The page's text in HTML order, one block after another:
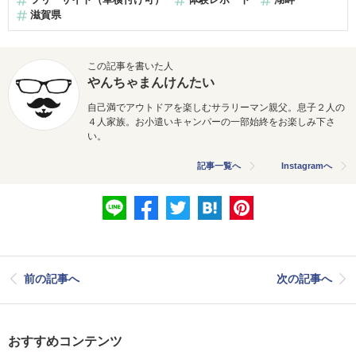
滋賀県
この記事を書いた人
やんちゃまんけんたい
自己満でアウトドアを楽しむサラリーマン親父。息子２人の
４人家族。お小遣いキャンパーの一部始終をお楽しみ下さ
い。
記事一覧へ Instagramへ
前の記事へ 次の記事へ
おすすめコンテンツ